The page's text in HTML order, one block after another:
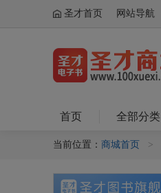
圣才首页 网站导航
首页 全部分类
当前位置： 商城首页 >